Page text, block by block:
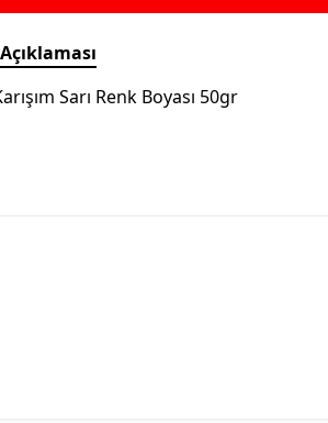
Sarı Renk Boyası 50gr